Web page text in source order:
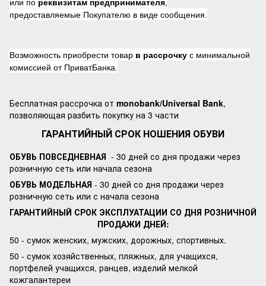
или по реквизитам предпринимателя
предоставляемые Покупателю в виде сообщения.
Возможность приобрести товар в рассрочку с минимальной
комиссией от ПриватБанка.
Бесплатная рассрочка от monobank/Universal Bank,
позволяющая разбить покупку на 3 части
ГАРАНТИЙНЫЙ СРОК НОШЕНИЯ ОБУВИ
ОБУВЬ ПОВСЕДНЕВНАЯ - 30 дней со дня продажи через
розничную сеть или начала сезона
ОБУВЬ МОДЕЛЬНАЯ - 30 дней со дня продажи через
розничную сеть или с начала сезона
ГАРАНТИЙНЫЙ СРОК ЭКСПЛУАТАЦИИ СО ДНЯ РОЗНИЧНОЙ
ПРОДАЖИ ДНЕЙ:
50 - сумок женских, мужских, дорожных, спортивных.
50 - сумок хозяйственных, пляжных, для учащихся,
портфелей учащихся, ранцев, изделий мелкой
кожгалантереи